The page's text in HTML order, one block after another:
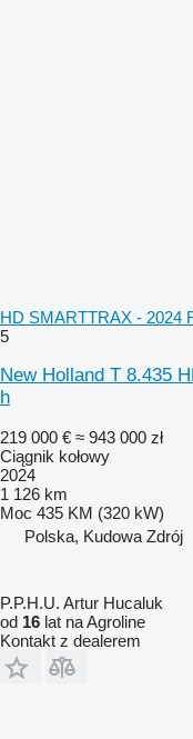
HD SMARTTRAX - 2024
5
New Holland T 8.435
h
219 000 € ≈ 943 000 zł
Ciągnik kołowy
2024
1 126 km
Moc 435 KM (320 kW)
Polska, Kudowa Zdrój
P.P.H.U. Artur Hucaluk
od 16 lat na Agroline
Kontakt z dealerem